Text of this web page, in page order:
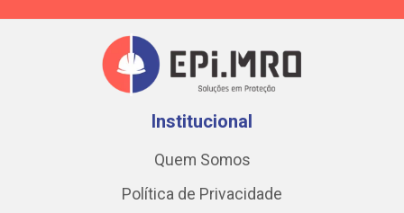
Institucional
Quem Somos
Política de Privacidade